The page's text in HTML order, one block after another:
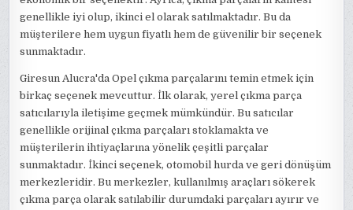
genellikle iyi olup, ikinci el olarak satılmaktadır. Bu da
müşterilere hem uygun fiyatlı hem de güvenilir bir seçenek
sunmaktadır.
Giresun Alucra'da Opel çıkma parçalarını temin etmek için
birkaç seçenek mevcuttur. İlk olarak, yerel çıkma parça
satıcılarıyla iletişime geçmek mümkündür. Bu satıcılar
genellikle orijinal çıkma parçaları stoklamakta ve
müşterilerin ihtiyaçlarına yönelik çeşitli parçalar
sunmaktadır. İkinci seçenek, otomobil hurda ve geri dönüşüm
merkezleridir. Bu merkezler, kullanılmış araçları sökerek
çıkma parça olarak satılabilir durumdaki parçaları ayırır ve